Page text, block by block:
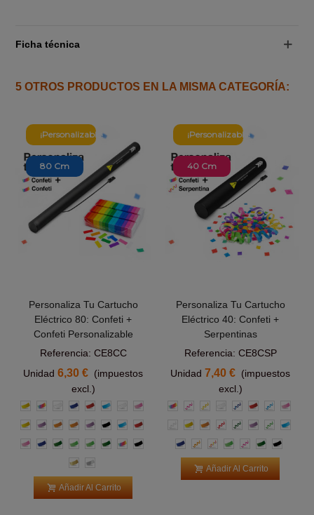
Ficha técnica
5 OTROS PRODUCTOS EN LA MISMA CATEGORÍA:
80 Cm
¡Personalizable!
Personaliza Tu Cartucho
Eléctrico 80: Confeti +
Confeti Personalizable
Referencia: CE8CC
Unidad6,30 € (impuestos
excl.)
AmarilloMulticolor
Blanco
AzulRojoAzul
BlancoRosa
Amarillo
MoradoNaranjaNaranja
Morado
NegroAzulRojo
RosaAzulVerdeVerdeVerdeVerdeMulticolor
Negro
OroPlata
Añadir Al Carrito
40 Cm
¡Personalizable!
Personaliza Tu Cartucho
Eléctrico 40: Confeti +
Serpentinas
Referencia: CE8CSP
Unidad7,40 € (impuestos
excl.)
Multicolor
RosaAmarillas
Blanco
AzulRojoAzulRosa
Blanca
Amarillo
Naranja
RojaVerdeMorado
VerdeAzul
AzulNaranjaMulticolor
VerdeRosasVerdeNegro
Añadir Al Carrito